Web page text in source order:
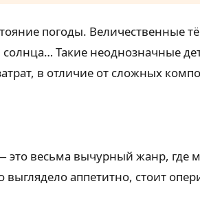
погоды. Величественные
Такие неоднозначные
в отличие от сложных
это весьма вычурный жанр,
аппетитно, стоит